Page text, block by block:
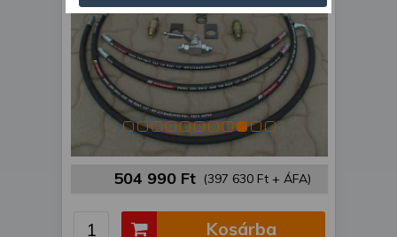
504 990 Ft (397 630 Ft + ÁFA)
Kosárba
gyűjtéséhez, valamint termékek
kifejlesztéséhez és a termékek
javításához. Az Ön engedélyével mi és a
partnereink eszközleolvasásos
módszerrel szerzett pontos geolokációs
adatokat és azonosítási információkat
is felhasználhatunk. A megfelelő helyre
kattintva hozzájárulhat ahhoz, hogy mi
adatkezelést végezzünk. Másik
megadása vagy elutasítása előtt